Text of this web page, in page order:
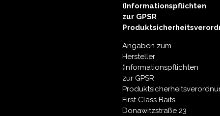
(Informationspflichten
zur GPSR
Angaben zum
Hersteller
(Informationspflichten
zur GPSR
First Class Baits
Donawitzstraße 23